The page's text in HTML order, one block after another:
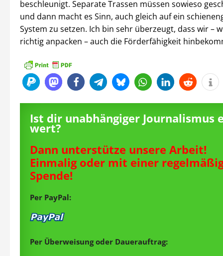
beschleunigt. Separate Trassen müssen sowieso
und dann macht es Sinn, auch gleich auf ein
System zu setzen. Ich bin sehr überzeugt, dass wir –
richtig anpacken – auch die Förderfähigkeit
Ist dir unabhängiger Journalismus
wert?
Dann unterstütze unsere Arbeit!
Einmalig oder mit einer
Spende!
Per PayPal:
Per Überweisung oder Dauerauftrag: